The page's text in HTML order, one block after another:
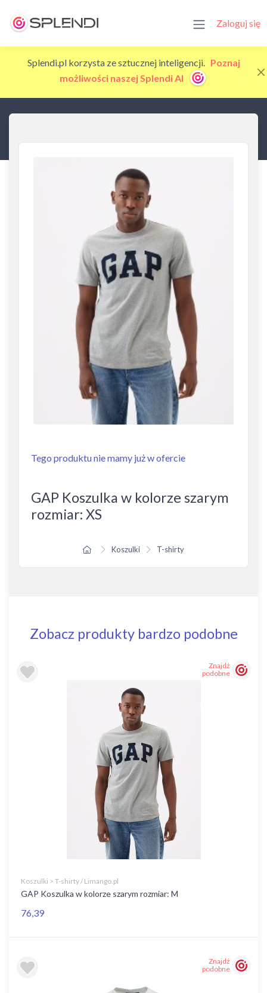
Zaloguj się
Splendi.pl korzysta ze sztucznej inteligencji. Poznaj
możliwości naszej Splendi AI
Tego produktu nie mamy już w ofercie
GAP Koszulka w kolorze szarym
rozmiar: XS
Koszulki T-shirty
Zobacz produkty bardzo podobne
Znajdź
podobne
Koszulki > T-shirty / Limango.pl
GAP Koszulka w kolorze szarym rozmiar: M
76,39
Znajdź
podobne